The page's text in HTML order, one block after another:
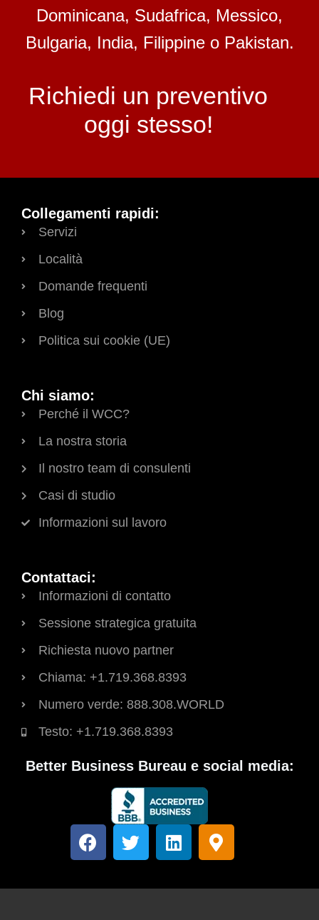
Dominicana, Sudafrica, Messico,
Bulgaria, India, Filippine o Pakistan.
Richiedi un preventivo
oggi stesso!
Collegamenti rapidi:
Servizi
Località
Domande frequenti
Blog
Politica sui cookie (UE)
Chi siamo:
Perché il WCC?
La nostra storia
Il nostro team di consulenti
Casi di studio
Informazioni sul lavoro
Contattaci:
Informazioni di contatto
Sessione strategica gratuita
Richiesta nuovo partner
Chiama: +1.719.368.8393
Numero verde: 888.308.WORLD
Testo: +1.719.368.8393
Better Business Bureau e social media:
F
a
e
T
w
t
L
i
k
M
a
p